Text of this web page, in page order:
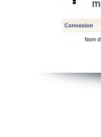
Connexion
Nom